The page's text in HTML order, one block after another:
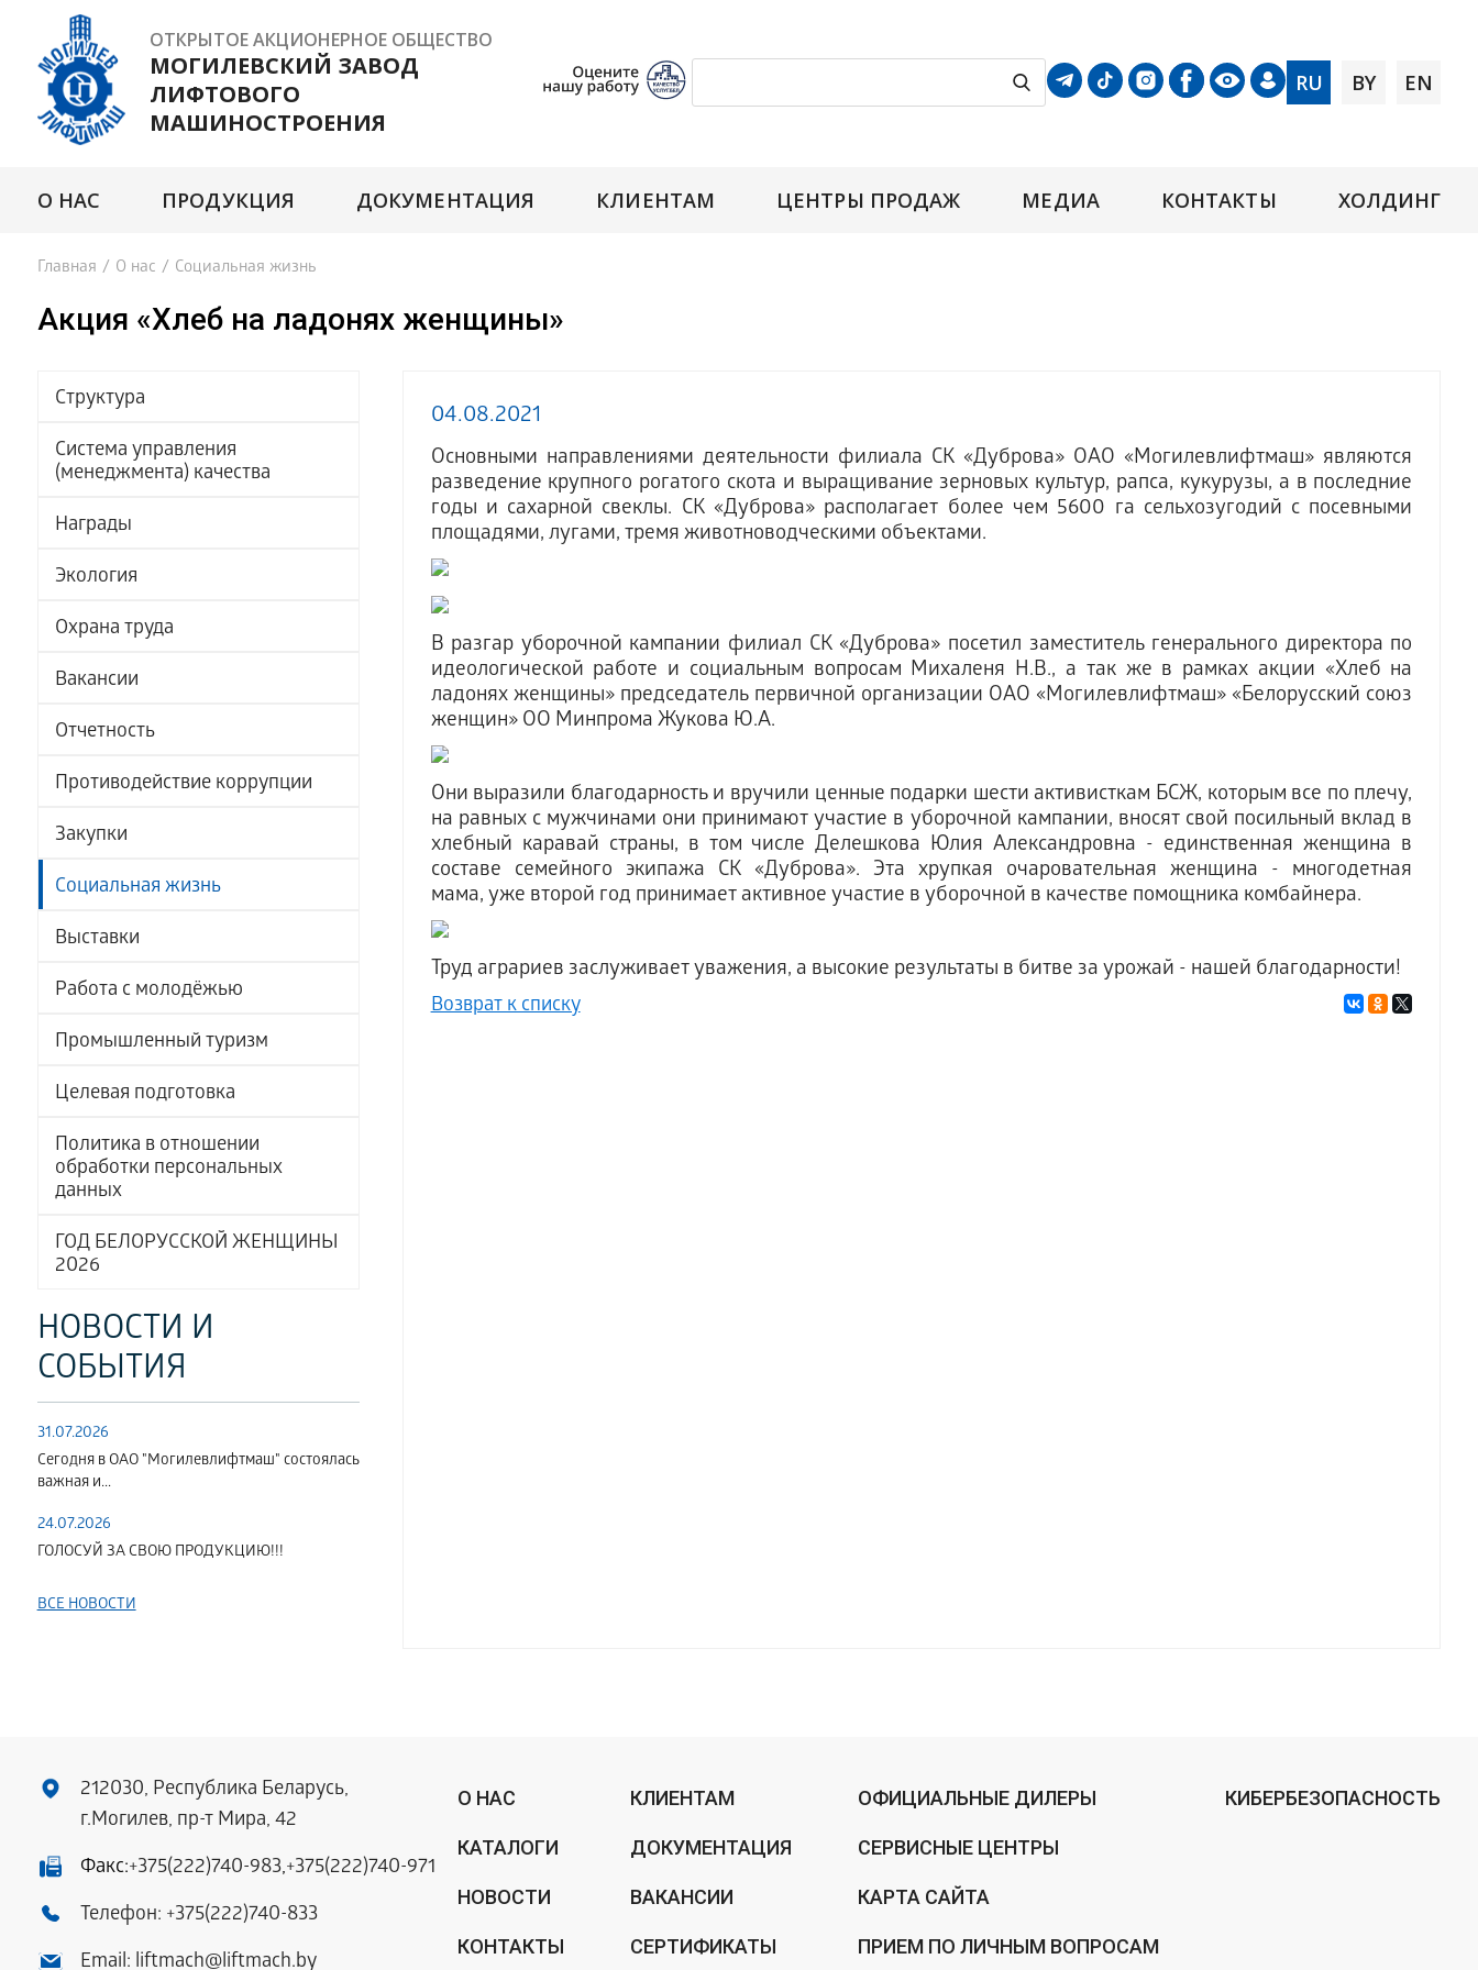
ОТКРЫТОЕ АКЦИОНЕРНОЕ ОБЩЕСТВО
МОГИЛЕВСКИЙ ЗАВОД
ЛИФТОВОГО
МАШИНОСТРОЕНИЯ
RU BY EN
О НАС ПРОДУКЦИЯ ДОКУМЕНТАЦИЯ КЛИЕНТАМ ЦЕНТРЫ ПРОДАЖ МЕДИА КОНТАКТЫ ХОЛДИНГ
Главная / О нас / Социальная жизнь
Акция «Хлеб на ладонях женщины»
Структура
Система управления
(менеджмента) качества
Награды
Экология
Охрана труда
Вакансии
Отчетность
Противодействие коррупции
Закупки
Социальная жизнь
Выставки
Работа с молодёжью
Промышленный туризм
Целевая подготовка
Политика в отношении
обработки персональных
данных
ГОД БЕЛОРУССКОЙ ЖЕНЩИНЫ
2026
НОВОСТИ И
СОБЫТИЯ
31.07.2026
Сегодня в ОАО "Могилевлифтмаш" состоялась
важная и...
24.07.2026
ГОЛОСУЙ ЗА СВОЮ ПРОДУКЦИЮ!!!
ВСЕ НОВОСТИ
04.08.2021
Основными направлениями деятельности филиала СК «Дуброва» ОАО «Могилевлифтмаш» являются
разведение крупного рогатого скота и выращивание зерновых культур, рапса, кукурузы, а в последние
годы и сахарной свеклы. СК «Дуброва» располагает более чем 5600 га сельхозугодий с посевными
площадями, лугами, тремя животноводческими объектами.
В разгар уборочной кампании филиал СК «Дуброва» посетил заместитель генерального директора по
идеологической работе и социальным вопросам Михаленя Н.В., а так же в рамках акции «Хлеб на
ладонях женщины» председатель первичной организации ОАО «Могилевлифтмаш» «Белорусский союз
женщин» ОО Минпрома Жукова Ю.А.
Они выразили благодарность и вручили ценные подарки шести активисткам БСЖ, которым все по плечу,
на равных с мужчинами они принимают участие в уборочной кампании, вносят свой посильный вклад в
хлебный каравай страны, в том числе Делешкова Юлия Александровна - единственная женщина в
составе семейного экипажа СК «Дуброва». Эта хрупкая очаровательная женщина - многодетная
мама, уже второй год принимает активное участие в уборочной в качестве помощника комбайнера.
Труд аграриев заслуживает уважения, а высокие результаты в битве за урожай - нашей благодарности!
Возврат к списку
212030, Республика Беларусь,
г.Могилев, пр-т Мира, 42
Факс:+375(222)740-983,+375(222)740-971
Телефон: +375(222)740-833
Email: liftmach@liftmach.by
О НАС
КАТАЛОГИ
НОВОСТИ
КОНТАКТЫ
КЛИЕНТАМ
ДОКУМЕНТАЦИЯ
ВАКАНСИИ
СЕРТИФИКАТЫ
ОФИЦИАЛЬНЫЕ ДИЛЕРЫ
СЕРВИСНЫЕ ЦЕНТРЫ
КАРТА САЙТА
ПРИЕМ ПО ЛИЧНЫМ ВОПРОСАМ
КИБЕРБЕЗОПАСНОСТЬ